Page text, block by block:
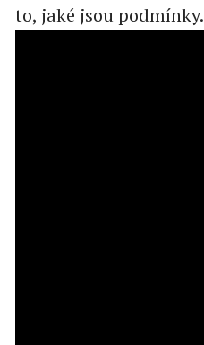
to, jaké jsou podmínky.